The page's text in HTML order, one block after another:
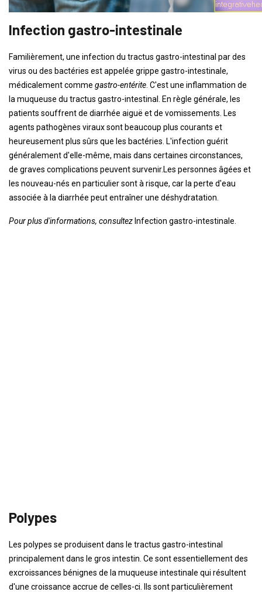
Infection gastro-intestinale
Familièrement, une infection du tractus gastro-intestinal par des
virus ou des bactéries est appelée grippe gastro-intestinale,
médicalement comme gastro-entérite . C'est une inflammation de
la muqueuse du tractus gastro-intestinal. En règle générale, les
patients souffrent de diarrhée aiguë et de vomissements. Les
agents pathogènes viraux sont beaucoup plus courants et
heureusement plus sûrs que les bactéries. L'infection guérit
généralement d'elle-même, mais dans certaines circonstances,
de graves complications peuvent survenir.Les personnes âgées et
les nouveau-nés en particulier sont à risque, car la perte d'eau
associée à la diarrhée peut entraîner une déshydratation.
Pour plus d'informations, consultez Infection gastro-intestinale.
Polypes
Les polypes se produisent dans le tractus gastro-intestinal
principalement dans le gros intestin. Ce sont essentiellement des
excroissances bénignes de la muqueuse intestinale qui résultent
d'une croissance accrue de celles-ci. Ils sont particulièrement